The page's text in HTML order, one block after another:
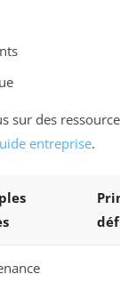
sur des
entreprise.